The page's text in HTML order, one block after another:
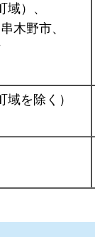
域）、
木野市、
域を除く）